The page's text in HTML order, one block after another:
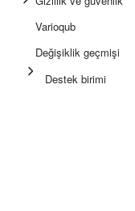
Varioqub
Değişiklik geçmişi
Destek birimi